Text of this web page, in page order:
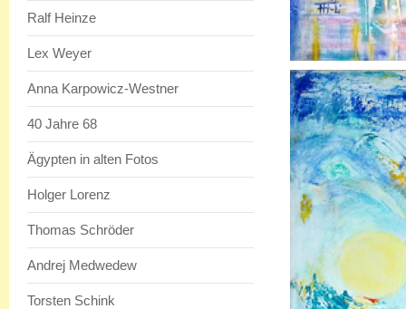
Ralf Heinze
Lex Weyer
Anna Karpowicz-Westner
40 Jahre 68
Ägypten in alten Fotos
Holger Lorenz
Thomas Schröder
Andrej Medwedew
Torsten Schink